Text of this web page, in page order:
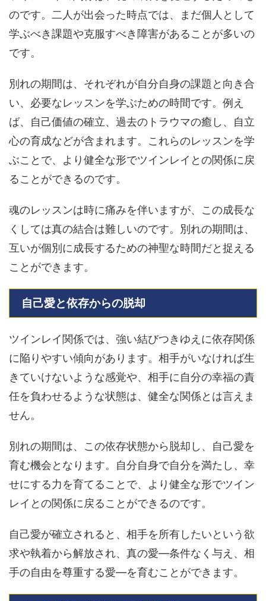
のです。二人が出会った時点では、まだ個人として
学ぶべき課題や克服すべき障害があることが多いの
です。
別れの期間は、それぞれが自分自身の課題と向き合
い、必要なレッスンを学ぶための時間です。例え
ば、自己価値の確立、過去のトラウマの癒し、自立
心の育成などが含まれます。これらのレッスンを学
ぶことで、より健全な形でツインレイとの関係に戻
ることができるのです。
魂のレッスンは時に痛みを伴いますが、この成長な
くしては真の結合は難しいのです。別れの期間は、
互いが個別に成長するための神聖な時間だと捉える
ことができます。
自己愛と依存からの脱却
ツインレイ関係では、強い結びつきゆえに依存関係
に陥りやすい傾向があります。相手がいなければ生
きていけないような感覚や、相手に自分の幸福の責
任を負わせるような状態は、健全な関係とは言えま
せん。
別れの期間は、この依存状態から脱却し、自己愛を
育む機会となります。自分自身で自分を満たし、幸
せにする力を育てることで、より健全な形でツイン
レイとの関係に戻ることができるのです。
自己愛が確立されると、相手を所有したいという欲
求や執着から解放され、真の愛—条件なく与え、相
手の自由を尊重する愛—を育むことができます。